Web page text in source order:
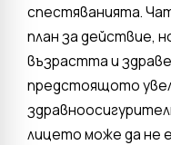
спестяванията.
план за действие,
възрастта и
предстоящото
лицето може да не